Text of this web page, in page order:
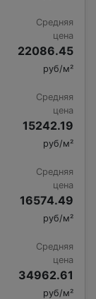
Средняя
цена
22086.45
руб/м²
Средняя
цена
15242.19
руб/м²
Средняя
цена
16574.49
руб/м²
Средняя
цена
34962.61
руб/м²